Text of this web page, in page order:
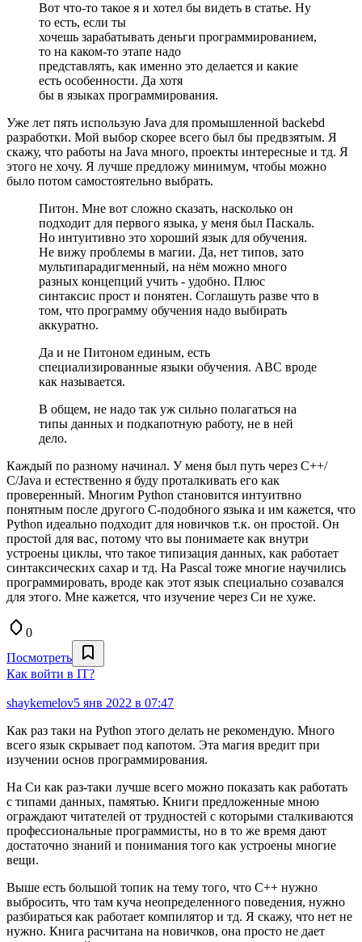
Вот что-то такое я и хотел бы видеть в статье. Ну
то есть, если ты
хочешь зарабатывать деньги программированием,
то на каком-то этапе надо
представлять, как именно это делается и какие
есть особенности. Да хотя
бы в языках программирования.
Уже лет пять использую Java для промышленной backebd
разработки. Мой выбор скорее всего был бы предвзятым. Я
скажу, что работы на Java много, проекты интересные и тд. Я
этого не хочу. Я лучше предложу минимум, чтобы можно
было потом самостоятельно выбрать.
Питон. Мне вот сложно сказать, насколько он
подходит для первого языка, у меня был Паскаль.
Но интуитивно это хороший язык для обучения.
Не вижу проблемы в магии. Да, нет типов, зато
мультипарадигменный, на нём можно много
разных концепций учить - удобно. Плюс
синтаксис прост и понятен. Соглашуть разве что в
том, что программу обучения надо выбирать
аккуратно.
Да и не Питоном единым, есть
специализированные языки обучения. АВС вроде
как называется.
В общем, не надо так уж сильно полагаться на
типы данных и подкапотную работу, не в ней
дело.
Каждый по разному начинал. У меня был путь через С++/
С/Java и естественно я буду проталкивать его как
проверенный. Многим Python становится интуитвно
понятным после другого С-подобного языка и им кажется, что
Python идеально подходит для новичков т.к. он простой. Он
простой для вас, потому что вы понимаете как внутри
устроены циклы, что такое типизация данных, как работает
синтаксических сахар и тд. На Pascal тоже многие научились
программировать, вроде как этот язык специально созавался
для этого. Мне кажется, что изучение через Си не хуже.
0
Посмотреть
Как войти в IT?
shaykemelov5 янв 2022 в 07:47
Как раз таки на Python этого делать не рекомендую. Много
всего язык скрывает под капотом. Эта магия вредит при
изучении основ программирования.
На Си как раз-таки лучше всего можно показать как работать
с типами данных, памятью. Книги предложенные мною
ограждают читателей от трудностей с которыми сталкиваются
профессиональные программисты, но в то же время дают
достаточно знаний и понимания того как устроены многие
вещи.
Выше есть большой топик на тему того, что С++ нужно
выбросить, что там куча неопределенного поведения, нужно
разбираться как работает компилятор и тд. Я скажу, что нет не
нужно. Книга расчитана на новичков, она просто не дает